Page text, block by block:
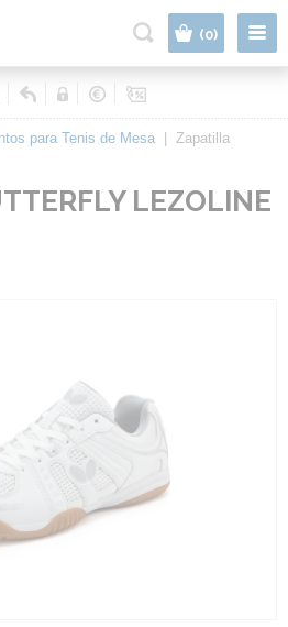
(0)
para Tenis de Mesa
Zapatilla
LEZOLINE